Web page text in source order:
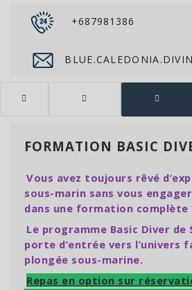
+687981386
FORMATION BASIC
Vous avez toujours rêvé
sous-marin sans vous
dans une formation complète
Le programme Basic Diver
porte d’entrée vers l’univers
plongée sous-marine.
Repas en option sur